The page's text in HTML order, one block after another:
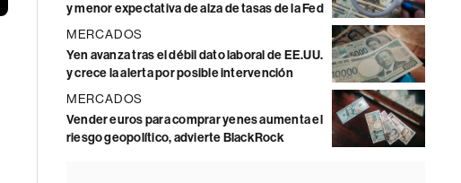
y menor expectativa de alza de tasas de la Fed
MERCADOS
Yen avanza tras el débil dato laboral de EE.UU.
y crece la alerta por posible intervención
MERCADOS
Vender euros para comprar yenes aumenta el
riesgo geopolítico, advierte BlackRock